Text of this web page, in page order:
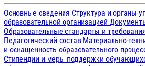
Основные сведения Структура и органы
образовательной организацией
Образовательные стандарты и требования
Педагогический состав Материально-
и оснащенность образовательного
Стипендии и меры поддержки